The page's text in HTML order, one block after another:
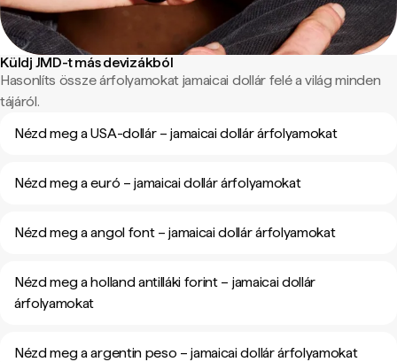
Küldj JMD-t más devizákból
Hasonlíts össze árfolyamokat jamaicai dollár felé a világ minden
tájáról.
Nézd meg a USA-dollár – jamaicai dollár árfolyamokat
Nézd meg a euró – jamaicai dollár árfolyamokat
Nézd meg a angol font – jamaicai dollár árfolyamokat
Nézd meg a holland antilláki forint – jamaicai dollár
árfolyamokat
Nézd meg a argentin peso – jamaicai dollár árfolyamokat